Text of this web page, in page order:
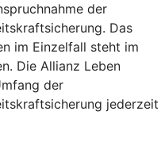
der
Das
im Einzelfall steht im
Die Allianz Leben
der
jederzeit